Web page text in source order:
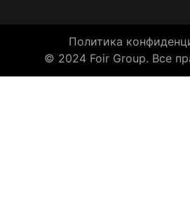
© 2024 Foir Group. Все
Политика